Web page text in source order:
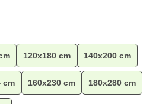
120x180 cm 140x200 cm
cm 160x230 cm 180x280 cm